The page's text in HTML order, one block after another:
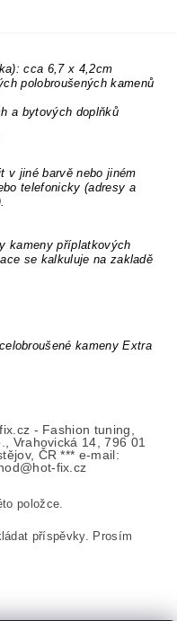
cca 6,7 x 4,2cm
polobroušených kamenů
a bytových doplňků
v jiné barvě nebo jiném
telefonicky (adresy a
kameny příplatkových
se kalkuluje na zakladě
kameny Extra
- Fashion tuning,
Vrahovická 14, 796 01
ČR *** e-mail:
fix.cz
položce.
příspěvky. Prosím